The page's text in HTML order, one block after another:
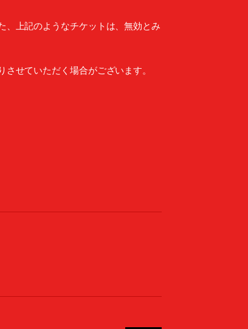
、上記のようなチケットは、無効とみ
せていただく場合がございます。